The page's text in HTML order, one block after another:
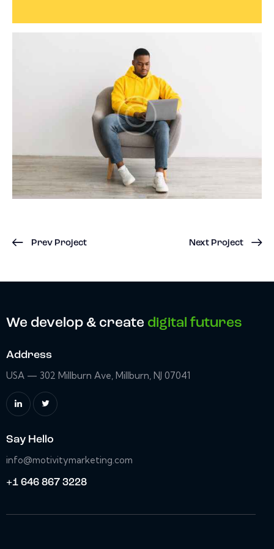
Prev Project Next Project
We develop & create digital futures
Address
USA — 302 Millburn Ave, Millburn, NJ 07041
Say Hello
info@motivitymarketing.com
+1 646 867 3228